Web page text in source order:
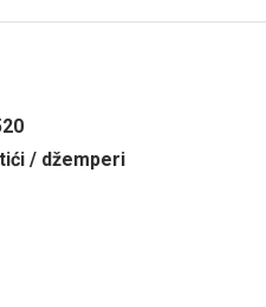
/ džemperi